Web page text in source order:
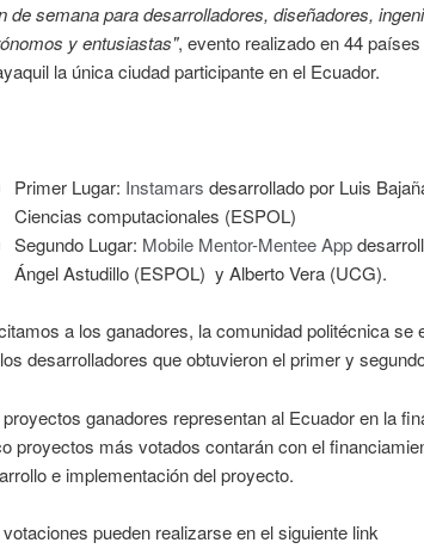
de semana para desarrolladores, diseñadores,
y entusiastas", evento realizado en 44
la única ciudad participante en el Ecuador.
Primer Lugar: Instamars desarrollado por Luis
Ciencias computacionales (ESPOL)
Segundo Lugar: Mobile Mentor-Mentee App
Ángel Astudillo (ESPOL) y Alberto Vera (UCG).
a los ganadores, la comunidad politécnica se
desarrolladores que obtuvieron el primer y
ganadores representan al Ecuador en la
proyectos más votados contarán con el
e implementación del proyecto.
pueden realizarse en el siguiente link